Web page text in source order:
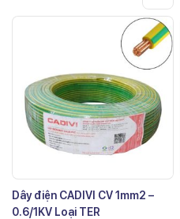
Dây điện CADIVI CV 1mm2 –
0.6/1KV Loại TER